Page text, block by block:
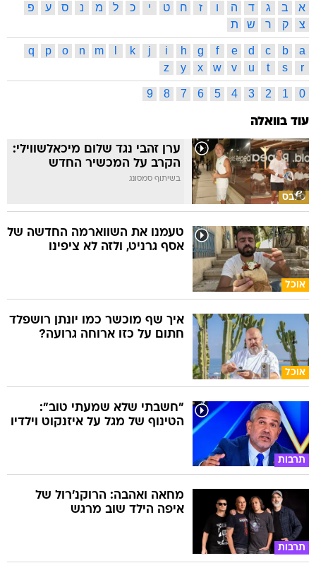
א ב ג ד ה ו ז ח ט י כ ל מ נ ס ע
פ
צ
ק ר ש ת
a
b
c
d
e
f
g
h
i
j
k
m
n
o
p
q
r
s
t
u
v
w
x
y
z
0
1
2
3
4
5
6
7
8
9
עוד בוואלה
סלבס
ערן זהבי נגד שלום מיכאלשווילי:
הקרב על המכשיר החדש
בשיתוף סמסונג
אוכל
טעמנו את השווארמה החדשה של
אסף גרניט, ולזה לא ציפינו
אוכל
איך שף מוכשר כמו יונתן רושפלד
חתום על כזו ארוחה גרועה?
תרבות
"חשבתי שלא שמעתי טוב":
הטינוף של מגל על איזנקוט וילדיו
תרבות
מחאה ואהבה: הרוקנ'רול של
איפה הילד שוב מרגש